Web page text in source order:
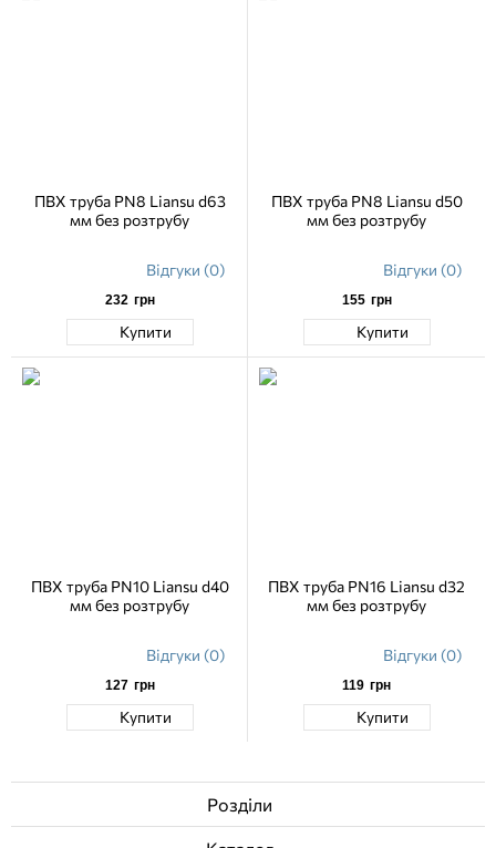
ПВХ труба PN8 Liansu d63
мм без розтрубу
Відгуки (0)
232 грн
Купити
ПВХ труба PN8 Liansu d50
мм без розтрубу
Відгуки (0)
155 грн
Купити
ПВХ труба PN10 Liansu d40
мм без розтрубу
Відгуки (0)
127 грн
Купити
ПВХ труба PN16 Liansu d32
мм без розтрубу
Відгуки (0)
119 грн
Купити
Розділи